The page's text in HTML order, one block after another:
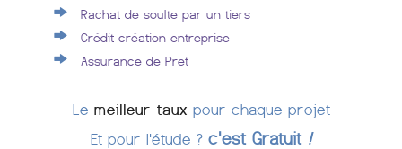
Rachat de soulte par un tiers
Crédit création entreprise
Assurance de Pret
Le meilleur taux pour chaque projet
Et pour l'étude ? c'est Gratuit !